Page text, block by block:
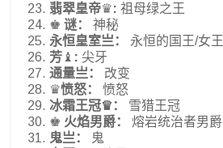
翡翠皇帝♛: 祖母绿之王
♚ 谜： 神秘
永恒皇室亗： 永恒的国王/女王
芳 ♝ : 尖牙
通量亗： 改变
♛愤怒： 愤怒
冰霜王冠♛： 雪猎王冠
♚ 火焰男爵： 熔岩统治者男爵
鬼亗：
鬼